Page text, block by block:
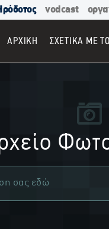
vodcast
ΑΡΧΙΚΉ ΣΧΕΤΙΚΑ ΜΕ